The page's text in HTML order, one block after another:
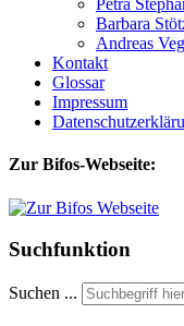
Petra
Barbara
Andreas
Kontakt
Glossar
Impressum
Zur Bifos-Webseite:
Suchfunktion
Suchen ...